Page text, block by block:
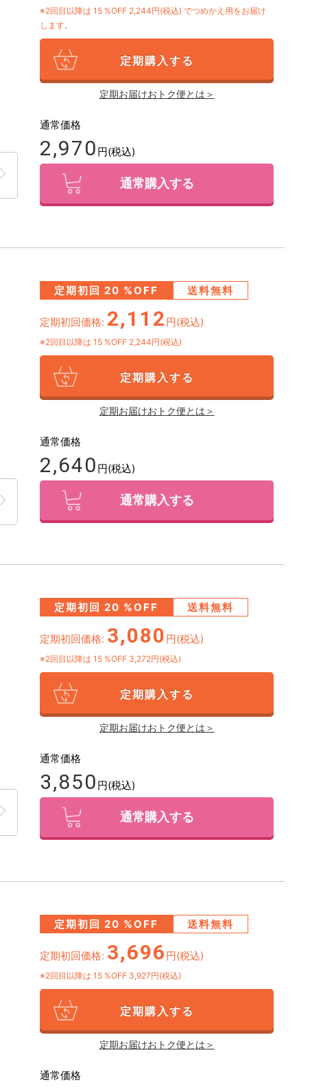
※2回目以降は 15 %OFF 2,244円(税込)でつめかえ用をお届け
します。
定期購入する
定期お届けおトク便とは＞
通常価格
2,970 円(税込)
通常購入する
定期初回 20 %OFF 送料無料
定期初回価格: 2,112 円(税込)
※2回目以降は 15 %OFF 2,244円(税込)
定期購入する
定期お届けおトク便とは＞
通常価格
2,640 円(税込)
通常購入する
定期初回 20 %OFF 送料無料
定期初回価格: 3,080 円(税込)
※2回目以降は 15 %OFF 3,272円(税込)
定期購入する
定期お届けおトク便とは＞
通常価格
3,850 円(税込)
通常購入する
定期初回 20 %OFF 送料無料
定期初回価格: 3,696 円(税込)
※2回目以降は 15 %OFF 3,927円(税込)
定期購入する
定期お届けおトク便とは＞
通常価格